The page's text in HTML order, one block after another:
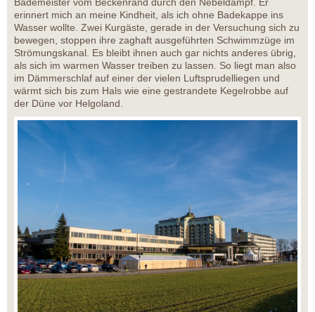
Bademeister vom Beckenrand durch den Nebeldampf. Er
erinnert mich an meine Kindheit, als ich ohne Badekappe ins
Wasser wollte. Zwei Kurgäste, gerade in der Versuchung sich zu
bewegen, stoppen ihre zaghaft ausgeführten Schwimmzüge im
Strömungskanal. Es bleibt ihnen auch gar nichts anderes übrig,
als sich im warmen Wasser treiben zu lassen. So liegt man also
im Dämmerschlaf auf einer der vielen Luftsprudelliegen und
wärmt sich bis zum Hals wie eine gestrandete Kegelrobbe auf
der Düne vor Helgoland.